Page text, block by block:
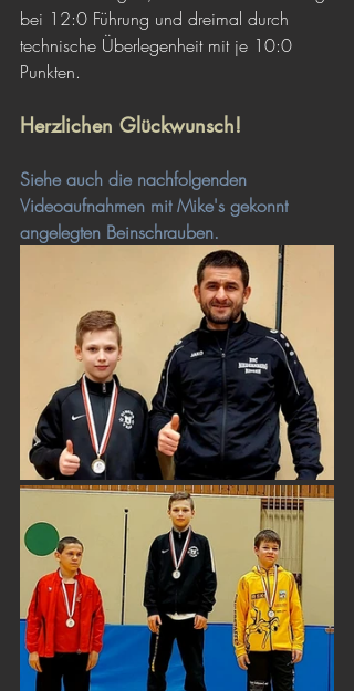
bei 12:0 Führung und dreimal durch
technische Überlegenheit mit je 10:0
Punkten.
Herzlichen Glückwunsch!
Siehe auch die nachfolgenden
Videoaufnahmen mit Mike's gekonnt
angelegten Beinschrauben.